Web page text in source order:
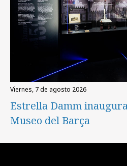
viernes, 7 de agosto 2026
Estrella Damm
Museo del Barça